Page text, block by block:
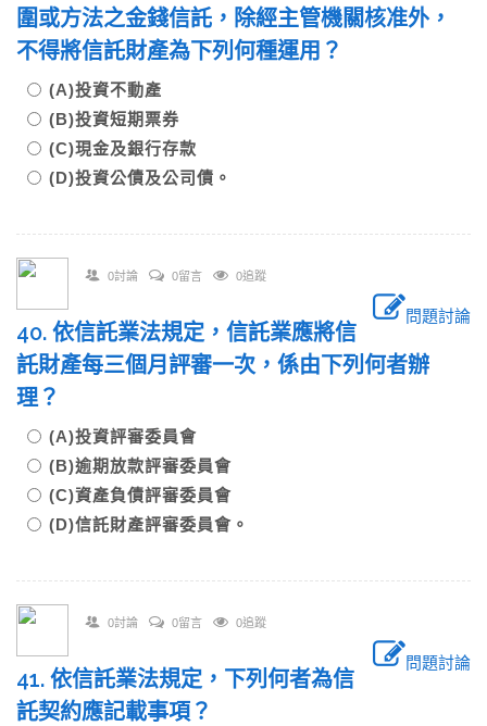
圍或方法之金錢信託，除經主管機關核准外，
不得將信託財產為下列何種運用？
(A)投資不動產
(B)投資短期票券
(C)現金及銀行存款
(D)投資公債及公司債。
0討論 0留言 0追蹤
問題討論
40. 依信託業法規定，信託業應將信
託財產每三個月評審一次，係由下列何者辦
理？
(A)投資評審委員會
(B)逾期放款評審委員會
(C)資產負債評審委員會
(D)信託財產評審委員會。
0討論 0留言 0追蹤
問題討論
41. 依信託業法規定，下列何者為信
託契約應記載事項？